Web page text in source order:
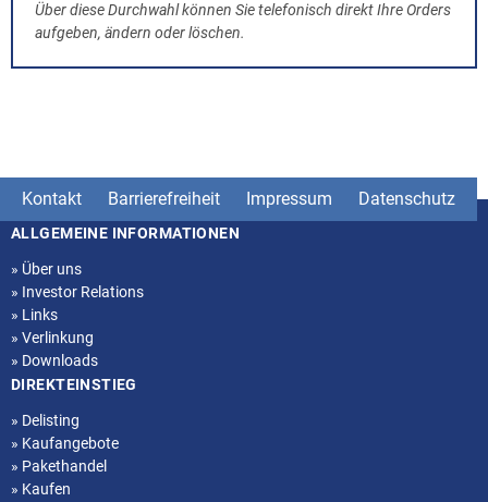
Über diese Durchwahl können Sie telefonisch direkt Ihre Orders
aufgeben, ändern oder löschen.
Kontakt Barrierefreiheit Impressum Datenschutz
Seitenstruktur
ALLGEMEINE INFORMATIONEN
» Über uns
» Investor Relations
» Links
» Verlinkung
» Downloads
DIREKTEINSTIEG
» Delisting
» Kaufangebote
» Pakethandel
» Kaufen